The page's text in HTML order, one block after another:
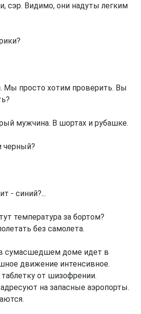
сэр. Видимо, они надуты легким
Мы просто хотим проверить. Вы
мужчина. В шортах и рубашке.
черный?
- синий?...
температура за бортом?
без самолета.
сумасшедшем доме идет в
движение интенсивное.
от шизофрении.
на запасные аэропорты.